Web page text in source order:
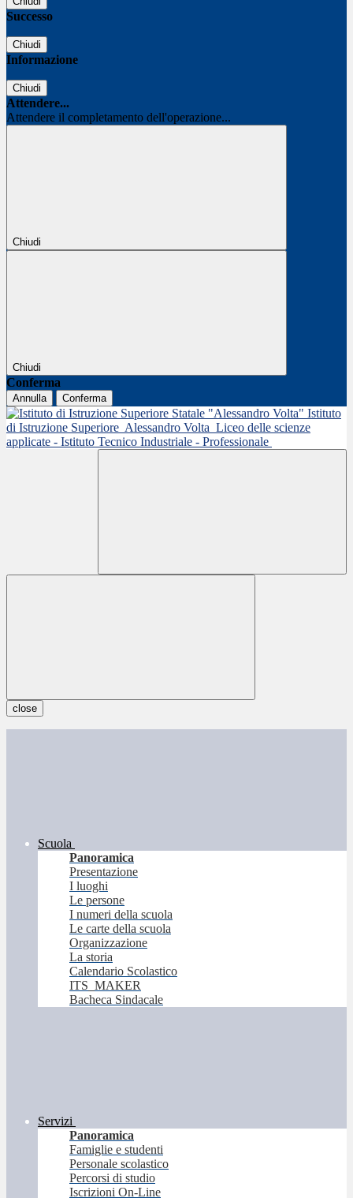
Successo
Chiudi
Informazione
Chiudi
Attendere...
Attendere il completamento dell'operazione...
Chiudi
Chiudi
Conferma
Annulla Conferma
Istituto
di Istruzione Superiore Alessandro Volta Liceo delle scienze
applicate - Istituto Tecnico Industriale - Professionale
close
Scuola
Panoramica
Presentazione
I luoghi
Le persone
I numeri della scuola
Le carte della scuola
Organizzazione
La storia
Calendario Scolastico
ITS_MAKER
Bacheca Sindacale
Servizi
Panoramica
Famiglie e studenti
Personale scolastico
Percorsi di studio
Iscrizioni On-Line